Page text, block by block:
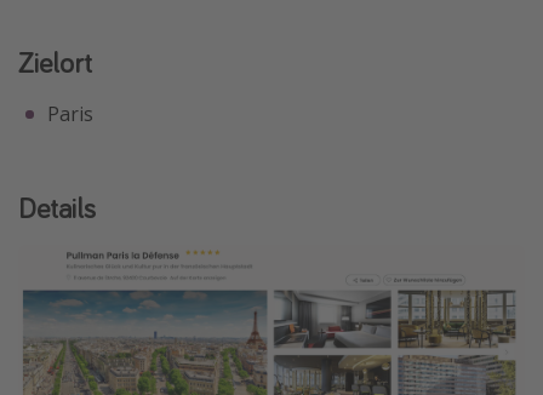
Zielort
Paris
Details